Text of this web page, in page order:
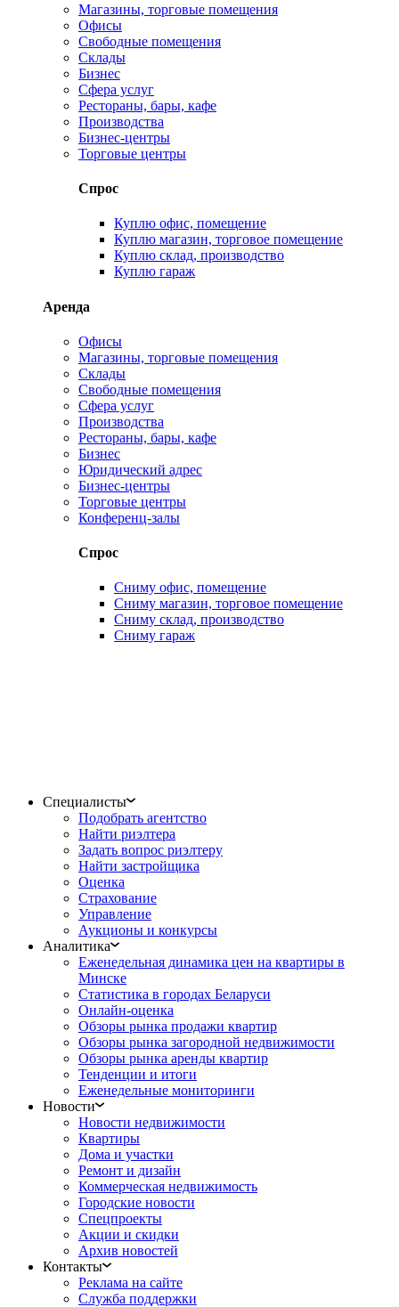
Магазины, торговые помещения
Офисы
Свободные помещения
Склады
Бизнес
Сфера услуг
Рестораны, бары, кафе
Производства
Бизнес-центры
Торговые центры
Спрос
Куплю офис, помещение
Куплю магазин, торговое помещение
Куплю склад, производство
Куплю гараж
Аренда
Офисы
Магазины, торговые помещения
Склады
Свободные помещения
Сфера услуг
Производства
Рестораны, бары, кафе
Бизнес
Юридический адрес
Бизнес-центры
Торговые центры
Конференц-залы
Спрос
Сниму офис, помещение
Сниму магазин, торговое помещение
Сниму склад, производство
Сниму гараж
Специалисты
Подобрать агентство
Найти риэлтера
Задать вопрос риэлтеру
Найти застройщика
Оценка
Страхование
Управление
Аукционы и конкурсы
Аналитика
Еженедельная динамика цен на квартиры в
Минске
Статистика в городах Беларуси
Онлайн-оценка
Обзоры рынка продажи квартир
Обзоры рынка загородной недвижимости
Обзоры рынка аренды квартир
Тенденции и итоги
Еженедельные мониторинги
Новости
Новости недвижимости
Квартиры
Дома и участки
Ремонт и дизайн
Коммерческая недвижимость
Городские новости
Спецпроекты
Акции и скидки
Архив новостей
Контакты
Реклама на сайте
Служба поддержки